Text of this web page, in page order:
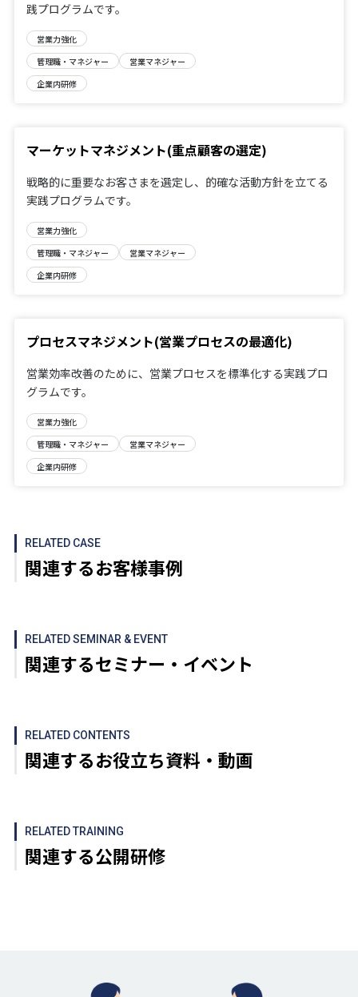
践プログラムです。
営業力強化
管理職・マネジャー
営業マネジャー
企業内研修
マーケットマネジメント(重点顧客の選定)
戦略的に重要なお客さまを選定し、的確な活動方針を立てる
実践プログラムです。
営業力強化
管理職・マネジャー
営業マネジャー
企業内研修
プロセスマネジメント(営業プロセスの最適化)
営業効率改善のために、営業プロセスを標準化する実践プロ
グラムです。
営業力強化
管理職・マネジャー
営業マネジャー
企業内研修
RELATED CASE
関連するお客様事例
RELATED SEMINAR & EVENT
関連するセミナー・イベント
RELATED CONTENTS
関連するお役立ち資料・動画
RELATED TRAINING
関連する公開研修